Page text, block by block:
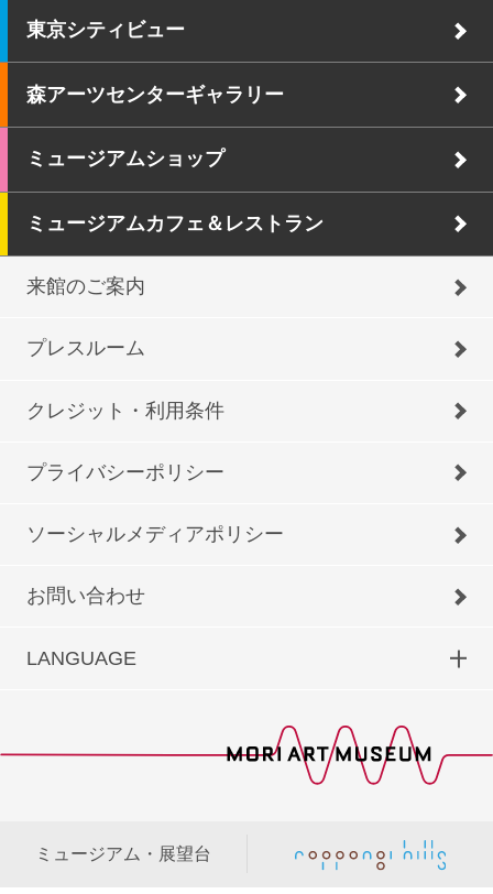
東京シティビュー
森アーツセンターギャラリー
ミュージアムショップ
ミュージアムカフェ＆レストラン
来館のご案内
プレスルーム
クレジット・利用条件
プライバシーポリシー
ソーシャルメディアポリシー
お問い合わせ
LANGUAGE
ミュージアム・展望台